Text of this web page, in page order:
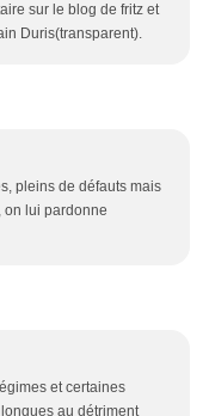
sur le blog de fritz et
Duris(transparent).
pleins de défauts mais
on lui pardonne
et certaines
au détriment